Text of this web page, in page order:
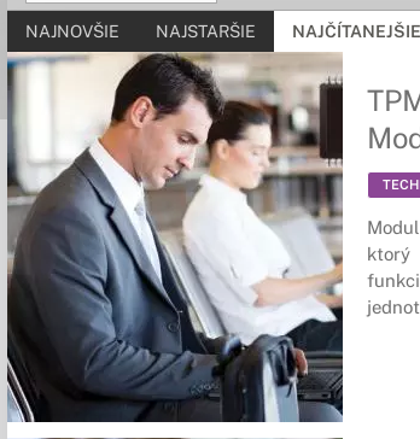
NAJNOVŠIE NAJSTARŠIE NAJČÍTANEJŠIE
ktorý